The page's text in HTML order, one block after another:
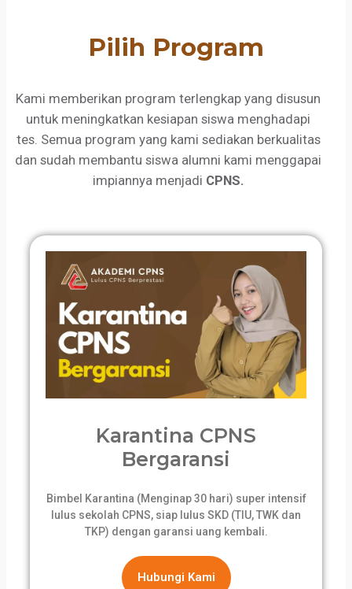
Pilih Program
Kami memberikan program terlengkap yang disusun
untuk meningkatkan kesiapan siswa menghadapi
tes. Semua program yang kami sediakan berkualitas
dan sudah membantu siswa alumni kami menggapai
impiannya menjadi CPNS.
Karantina CPNS
Bergaransi
Bimbel Karantina (Menginap 30 hari) super intensif
lulus sekolah CPNS, siap lulus SKD (TIU, TWK dan
TKP) dengan garansi uang kembali.
Hubungi Kami